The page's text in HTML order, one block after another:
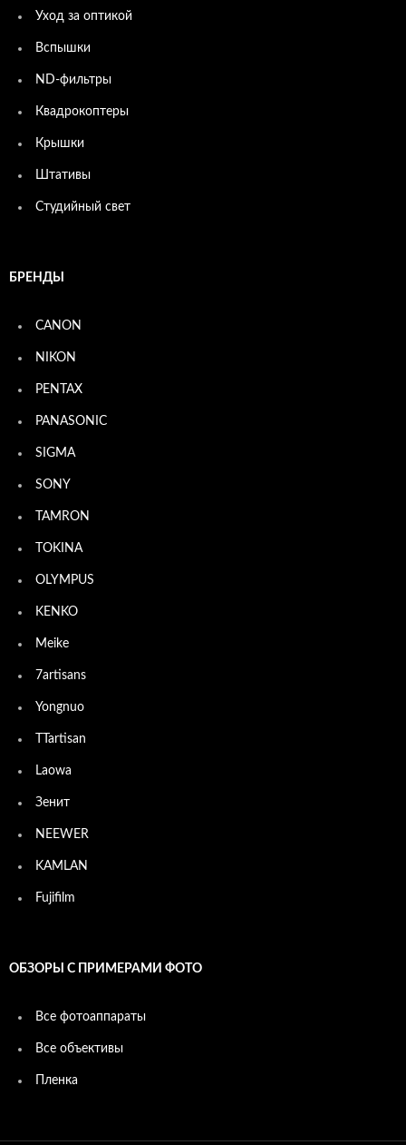
Уход за оптикой
Вспышки
ND-фильтры
Квадрокоптеры
Крышки
Штативы
Студийный свет
БРЕНДЫ
CANON
NIKON
PENTAX
PANASONIC
SIGMA
SONY
TAMRON
TOKINA
OLYMPUS
KENKO
Meike
7artisans
Yongnuo
TTartisan
Laowa
Зенит
NEEWER
KAMLAN
Fujifilm
ОБЗОРЫ С ПРИМЕРАМИ ФОТО
Все фотоаппараты
Все объективы
Пленка